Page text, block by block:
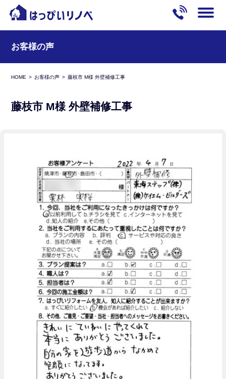
お客様の声
HOME お客様の声 藤枝市 M様 外壁補修工事
藤枝市 M様 外壁補修工事